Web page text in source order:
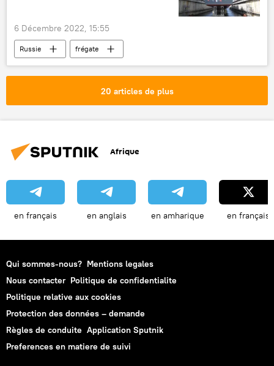
6 Décembre 2022, 15:55
Russie
frégate
Admiral Golovko (frégate)
essais
20 articles de plus
Afrique
en français en anglais en amharique en français
Qui sommes-nous? Mentions legales
Nous contacter Politique de confidentialite
Politique relative aux cookies
Protection des données – demande
Règles de conduite Application Sputnik
Preferences en matiere de suivi